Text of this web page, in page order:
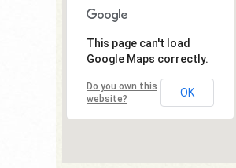
This page can't load
Google Maps correctly.
Do you own this
website?
OK